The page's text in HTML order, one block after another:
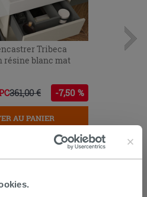
Tribeca
résine blanc mat
361,00 € -7,50 %
AU PANIER